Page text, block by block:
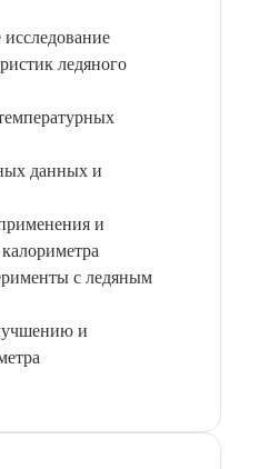
ледяного
данных и
и
с ледяным
и